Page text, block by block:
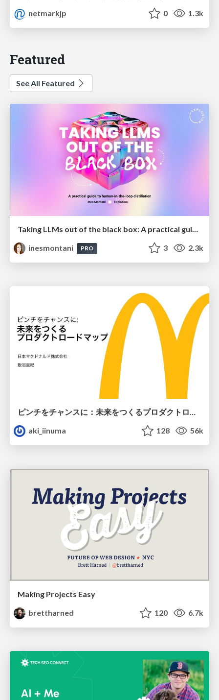
netmarkjp
0 1.3k
Featured
See All Featured
Taking LLMs out of the black box: A practical guide to human-in-the-loop distillation
inesmontani
PRO 3 2.3k
ピンチをチャンスに：未来をつくるプロダクトロードマップ #pmconf2020
aki_iinuma
128 56k
Making Projects Easy
brettharned
120 6.7k